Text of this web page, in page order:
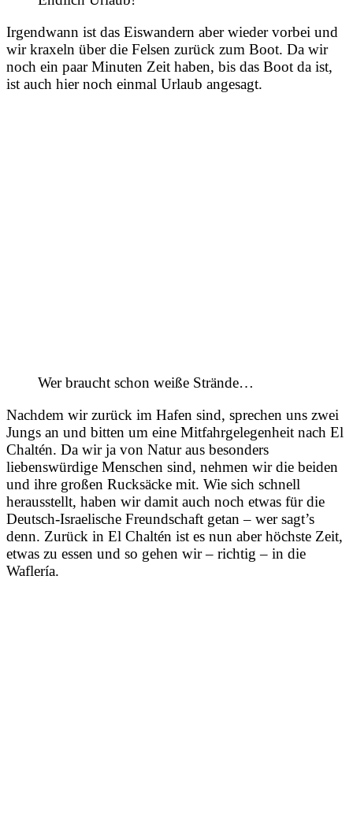
Irgendwann ist das Eiswandern aber wieder vorbei und
wir kraxeln über die Felsen zurück zum Boot. Da wir
noch ein paar Minuten Zeit haben, bis das Boot da ist,
ist auch hier noch einmal Urlaub angesagt.
Wer braucht schon weiße Strände…
Nachdem wir zurück im Hafen sind, sprechen uns zwei
Jungs an und bitten um eine Mitfahrgelegenheit nach El
Chaltén. Da wir ja von Natur aus besonders
liebenswürdige Menschen sind, nehmen wir die beiden
und ihre großen Rucksäcke mit. Wie sich schnell
herausstellt, haben wir damit auch noch etwas für die
Deutsch-Israelische Freundschaft getan – wer sagt’s
denn. Zurück in El Chaltén ist es nun aber höchste Zeit,
etwas zu essen und so gehen wir – richtig – in die
Waflería.